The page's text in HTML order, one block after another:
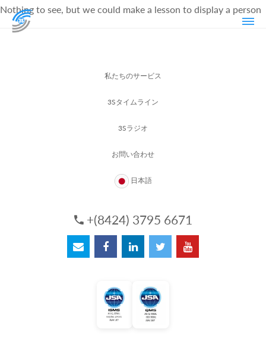
Nothing to see, but we could make a lesson to display a person
私たちのサービス
3Sタイムライン
3Sラジオ
お問い合わせ
日本語
+(8424) 3795 6671